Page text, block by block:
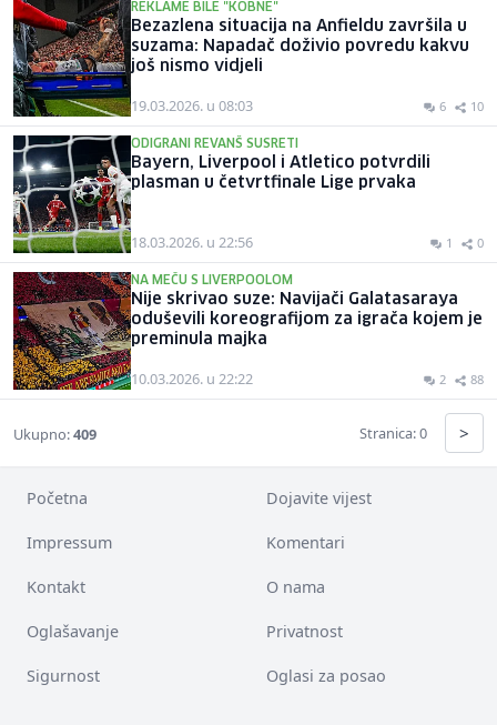
REKLAME BILE "KOBNE"
Bezazlena situacija na Anfieldu završila u
suzama: Napadač doživio povredu kakvu
još nismo vidjeli
19.03.2026. u 08:03 6 10
ODIGRANI REVANŠ SUSRETI
Bayern, Liverpool i Atletico potvrdili
plasman u četvrtfinale Lige prvaka
18.03.2026. u 22:56 1 0
NA MEČU S LIVERPOOLOM
Nije skrivao suze: Navijači Galatasaraya
oduševili koreografijom za igrača kojem je
preminula majka
10.03.2026. u 22:22 2 88
Ukupno:409 Stranica: 0 >
Početna Dojavite vijest
Impressum Komentari
Kontakt O nama
Oglašavanje Privatnost
Sigurnost Oglasi za posao